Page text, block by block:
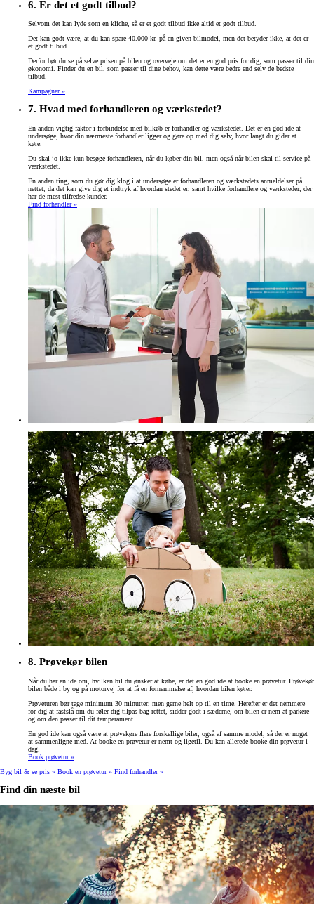
6. Er det et godt tilbud?
Selvom det kan lyde som en kliche, så er et godt tilbud ikke altid et godt tilbud.
Det kan godt være, at du kan spare 40.000 kr. på en given bilmodel, men det betyder ikke, at det er
et godt tilbud.
Derfor bør du se på selve prisen på bilen og overveje om det er en god pris for dig, som passer til din
økonomi. Finder du en bil, som passer til dine behov, kan dette være bedre end selv de bedste
tilbud.
Kampagner »
7. Hvad med forhandleren og værkstedet?
En anden vigtig faktor i forbindelse med bilkøb er forhandler og værkstedet. Det er en god ide at
undersøge, hvor din nærmeste forhandler ligger og gøre op med dig selv, hvor langt du gider at
køre.
Du skal jo ikke kun besøge forhandleren, når du køber din bil, men også når bilen skal til service på
værkstedet.
En anden ting, som du gør dig klog i at undersøge er forhandleren og værkstedets anmeldelser på
nettet, da det kan give dig et indtryk af hvordan stedet er, samt hvilke forhandlere og værksteder, der
har de mest tilfredse kunder.
Find forhandler »
8. Prøvekør bilen
Når du har en ide om, hvilken bil du ønsker at købe, er det en god ide at booke en prøvetur. Prøvekør
bilen både i by og på motorvej for at få en fornemmelse af, hvordan bilen kører.
Prøveturen bør tage minimum 30 minutter, men gerne helt op til en time. Herefter er det nemmere
for dig at fastslå om du føler dig tilpas bag rettet, sidder godt i sæderne, om bilen er nem at parkere
og om den passer til dit temperament.
En god ide kan også være at prøvekøre flere forskellige biler, også af samme model, så der er noget
at sammenligne med. At booke en prøvetur er nemt og ligetil. Du kan allerede booke din prøvetur i
dag.
Book prøvetur »
Byg bil & se pris » Book en prøvetur » Find forhandler »
Find din næste bil